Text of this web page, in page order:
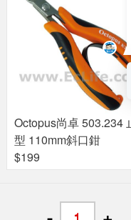
Octopus尚卓 503.234
型 110mm斜口鉗
$199
關於良興